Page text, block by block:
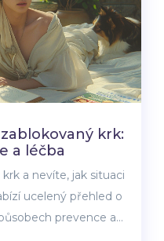
krk:
a léčba
a nevíte, jak situaci
ucelený přehled o
prevence a